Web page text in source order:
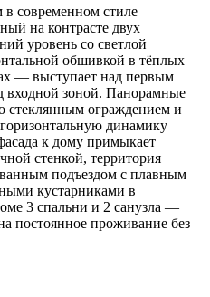
современном стиле
на контрасте двух
уровень со светлой
обшивкой в тёплых
— выступает над первым
входной зоной. Панорамные
стеклянным ограждением и
динамику
к дому примыкает
стенкой, территория
подъездом с плавным
кустарниками в
3 спальни и 2 санузла —
постоянное проживание без